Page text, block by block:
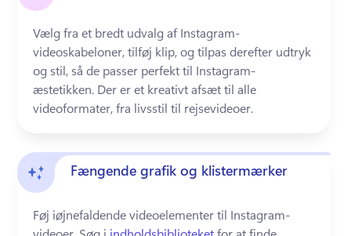
Vælg fra et bredt udvalg af Instagram-
videoskabeloner, tilføj klip, og tilpas derefter udtryk
og stil, så de passer perfekt til Instagram-
æstetikken. Der er et kreativt afsæt til alle
videoformater, fra livsstil til rejsevideoer.
Fængende grafik og klistermærker
Føj iøjnefaldende videoelementer til Instagram-